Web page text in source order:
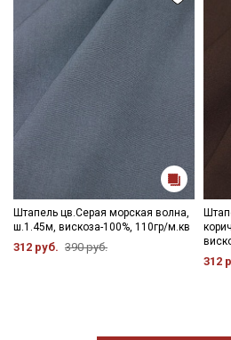
Штапель цв.Серая морская волна,
ш.1.45м, вискоза-100%, 110гр/м.кв
312 руб. 390 руб.
312